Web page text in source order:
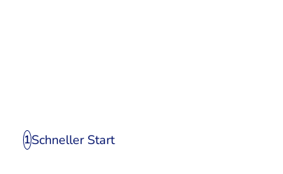
1Schneller Start